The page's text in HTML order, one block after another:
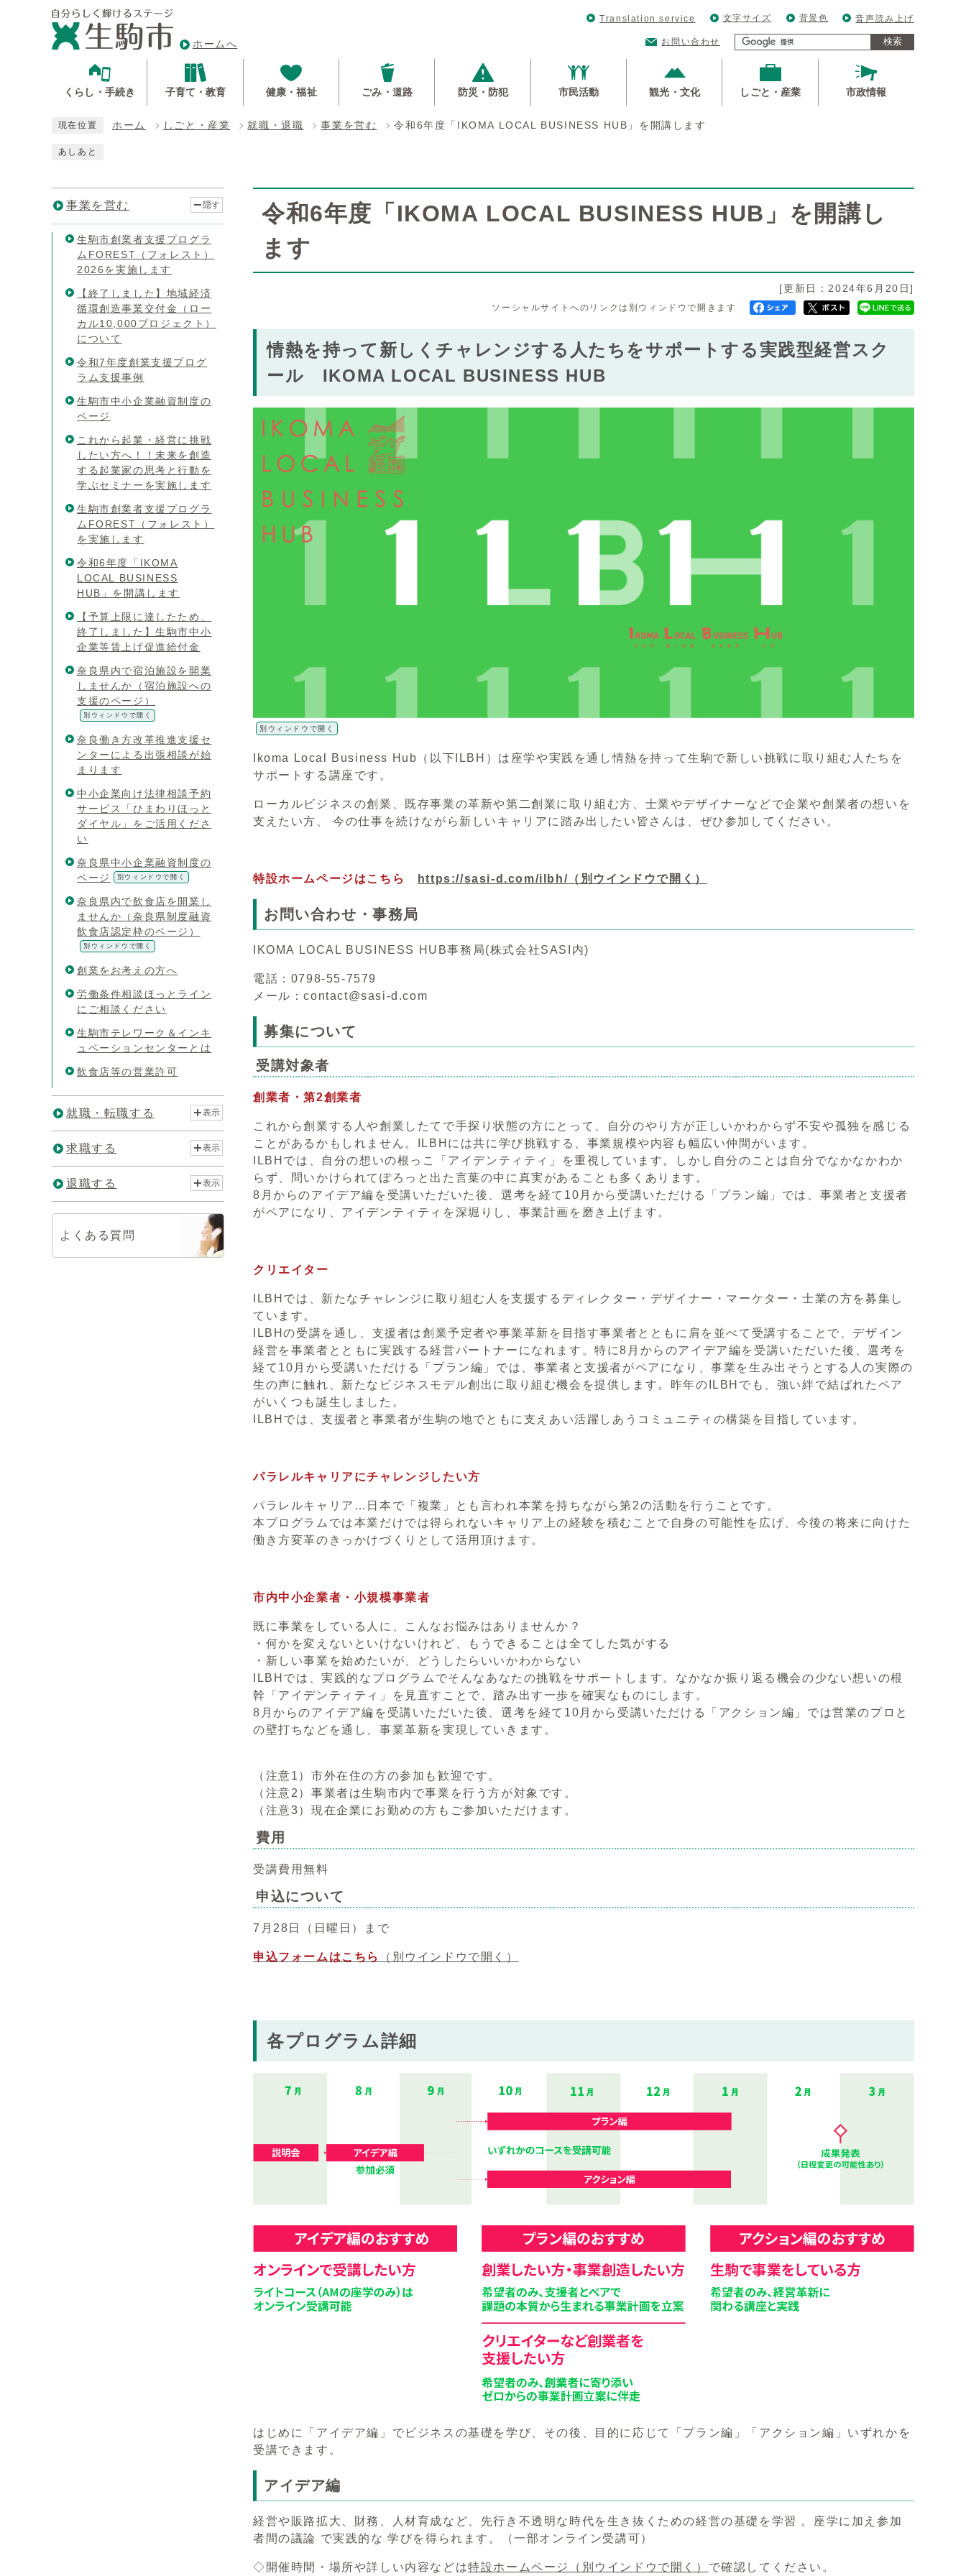
ホームへ
Translation service 文字サイズ 背景色 音声読み上げ
お問い合わせ 検索
くらし・手続き 子育て・教育 健康・福祉 ごみ・道路 防災・防犯 市民活動 観光・文化 しごと・産業 市政情報
現在位置 ホーム しごと・産業 就職・退職 事業を営む 令和6年度「IKOMA LOCAL BUSINESS HUB」を開講します
あしあと
令和6年度「IKOMA LOCAL BUSINESS HUB」を開講し
ます
[更新日：2024年6月20日]
ソーシャルサイトへのリンクは別ウィンドウで開きます
情熱を持って新しくチャレンジする人たちをサポートする実践型経営スク
ール IKOMA LOCAL BUSINESS HUB
別ウィンドウで開く
Ikoma Local Business Hub（以下ILBH）は座学や実践を通し情熱を持って生駒で新しい挑戦に取り組む人たちを
サポートする講座です。
ローカルビジネスの創業、既存事業の革新や第二創業に取り組む方、士業やデザイナーなどで企業や創業者の想いを
支えたい方、 今の仕事を続けながら新しいキャリアに踏み出したい皆さんは、ぜひ参加してください。
特設ホームページはこちら https://sasi-d.com/ilbh/ （別ウインドウで開く）
お問い合わせ・事務局
IKOMA LOCAL BUSINESS HUB事務局(株式会社SASI内)
電話：0798-55-7579
メール：contact@sasi-d.com
募集について
受講対象者
創業者・第2創業者
これから創業する人や創業したてで手探り状態の方にとって、自分のやり方が正しいかわからず不安や孤独を感じる
ことがあるかもしれません。ILBHには共に学び挑戦する、事業規模や内容も幅広い仲間がいます。
ILBHでは、自分の想いの根っこ「アイデンティティ」を重視しています。しかし自分のことは自分でなかなかわか
らず、問いかけられてぽろっと出た言葉の中に真実があることも多くあります。
8月からのアイデア編を受講いただいた後、選考を経て10月から受講いただける「プラン編」では、事業者と支援者
がペアになり、アイデンティティを深堀りし、事業計画を磨き上げます。
クリエイター
ILBHでは、新たなチャレンジに取り組む人を支援するディレクター・デザイナー・マーケター・士業の方を募集し
ています。
ILBHの受講を通し、支援者は創業予定者や事業革新を目指す事業者とともに肩を並べて受講することで、デザイン
経営を事業者とともに実践する経営パートナーになれます。特に8月からのアイデア編を受講いただいた後、選考を
経て10月から受講いただける「プラン編」では、事業者と支援者がペアになり、事業を生み出そうとする人の実際の
生の声に触れ、新たなビジネスモデル創出に取り組む機会を提供します。昨年のILBHでも、強い絆で結ばれたペア
がいくつも誕生しました。
ILBHでは、支援者と事業者が生駒の地でともに支えあい活躍しあうコミュニティの構築を目指しています。
パラレルキャリアにチャレンジしたい方
パラレルキャリア…日本で「複業」とも言われ本業を持ちながら第2の活動を行うことです。
本プログラムでは本業だけでは得られないキャリア上の経験を積むことで自身の可能性を広げ、今後の将来に向けた
働き方変革のきっかけづくりとして活用頂けます。
市内中小企業者・小規模事業者
既に事業をしている人に、こんなお悩みはありませんか？
・何かを変えないといけないけれど、もうできることは全てした気がする
・新しい事業を始めたいが、どうしたらいいかわからない
ILBHでは、実践的なプログラムでそんなあなたの挑戦をサポートします。なかなか振り返る機会の少ない想いの根
幹「アイデンティティ」を見直すことで、踏み出す一歩を確実なものにします。
8月からのアイデア編を受講いただいた後、選考を経て10月から受講いただける「アクション編」では営業のプロと
の壁打ちなどを通し、事業革新を実現していきます。
（注意1）市外在住の方の参加も歓迎です。
（注意2）事業者は生駒市内で事業を行う方が対象です。
（注意3）現在企業にお勤めの方もご参加いただけます。
費用
受講費用無料
申込について
7月28日（日曜日）まで
申込フォームはこちら （別ウインドウで開く）
各プログラム詳細
はじめに「アイデア編」でビジネスの基礎を学び、その後、目的に応じて「プラン編」「アクション編」いずれかを
受講できます。
アイデア編
経営や販路拡大、財務、人材育成など、先行き不透明な時代を生き抜くための経営の基礎を学習 。座学に加え参加
者間の議論 で実践的な 学びを得られます。（一部オンライン受講可）
◇開催時間・場所や詳しい内容などは特設ホームページ （別ウインドウで開く） で確認してください。
事業を営む 隠す
生駒市創業者支援プログラ
ムFOREST（フォレスト）
2026を実施します
【終了しました】地域経済
循環創造事業交付金（ロー
カル10,000プロジェクト）
について
令和7年度創業支援プログ
ラム支援事例
生駒市中小企業融資制度の
ページ
これから起業・経営に挑戦
したい方へ！！未来を創造
する起業家の思考と行動を
学ぶセミナーを実施します
生駒市創業者支援プログラ
ムFOREST（フォレスト）
を実施します
令和6年度「IKOMA
LOCAL BUSINESS
HUB」を開講します
【予算上限に達したため、
終了しました】生駒市中小
企業等賃上げ促進給付金
奈良県内で宿泊施設を開業
しませんか（宿泊施設への
支援のページ）
別ウィンドウで開く
奈良働き方改革推進支援セ
ンターによる出張相談が始
まります
中小企業向け法律相談予約
サービス「ひまわりほっと
ダイヤル」をご活用くださ
い
奈良県中小企業融資制度の
ページ
別ウィンドウで開く
奈良県内で飲食店を開業し
ませんか（奈良県制度融資
飲食店認定枠のページ）
別ウィンドウで開く
創業をお考えの方へ
労働条件相談ほっとライン
にご相談ください
生駒市テレワーク＆インキ
ュベーションセンターとは
飲食店等の営業許可
就職・転職する 表示
求職する 表示
退職する 表示
よくある質問